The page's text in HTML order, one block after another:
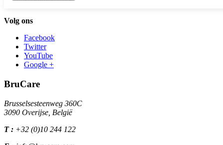
Volg ons
Facebook
Twitter
YouTube
Google +
BruCare
Brusselsesteenweg 360C
3090 Overijse, België
T : +32 (0)10 244 122